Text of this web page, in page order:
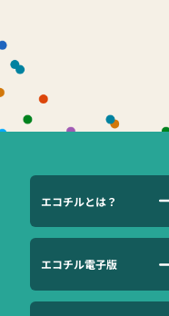
エコチルとは？
エコチル電子版